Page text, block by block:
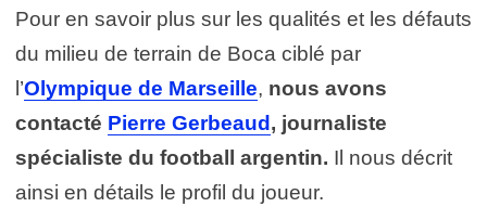
Pour en savoir plus sur les qualités et les défauts
du milieu de terrain de Boca ciblé par
l’Olympique de Marseille, nous avons
contacté Pierre Gerbeaud , journaliste
spécialiste du football argentin. Il nous décrit
ainsi en détails le profil du joueur.